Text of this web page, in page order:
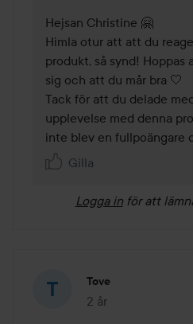
Hejsan Christine 🤗
Himla otur att att du
produkt, så synd!
sig och att du mår bra 🤍
Tack för att du delade
upplevelse med denna
inte blev en fullpoängare
Gilla
Logga in för att
Tove
2 år
Inlägget skapades 2